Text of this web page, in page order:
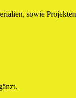
sowie Projekten